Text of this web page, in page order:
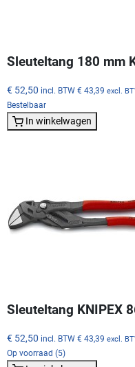
Sleuteltang 180 mm
€ 52,50 incl. BTW € 43,39 excl.
Bestelbaar
In winkelwagen
Sleuteltang KNIPEX
€ 52,50 incl. BTW € 43,39 excl.
Op voorraad (5)